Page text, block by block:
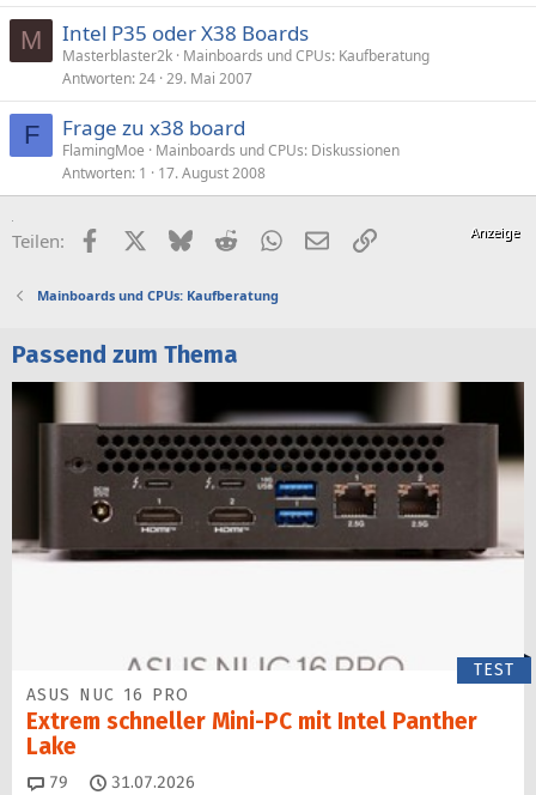
M Intel P35 oder X38 Boards
Masterblaster2k Mainboards und CPUs: Kaufberatung
Antworten 24 29. Mai 2007
F Frage zu x38 board
FlamingMoe
Mainboards und CPUs: Diskussionen
Antworten 1 17. August 2008
Teilen: FacebookX (Twitter)
BlueskyRedditWhatsApp
E-MailLink
Mainboards und CPUs: Kaufberatung
Passend zum Thema
TEST
ASUS NUC 16 PRO
Extrem schneller Mini-PC mit Intel Panther
Lake
79 Kommentare
31.07.2026